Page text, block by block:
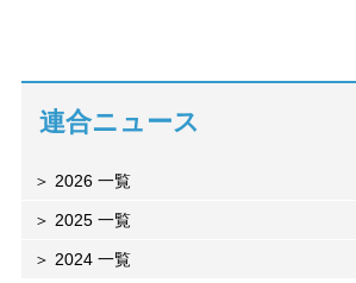
連合ニュース
2026 一覧
2025 一覧
2024 一覧